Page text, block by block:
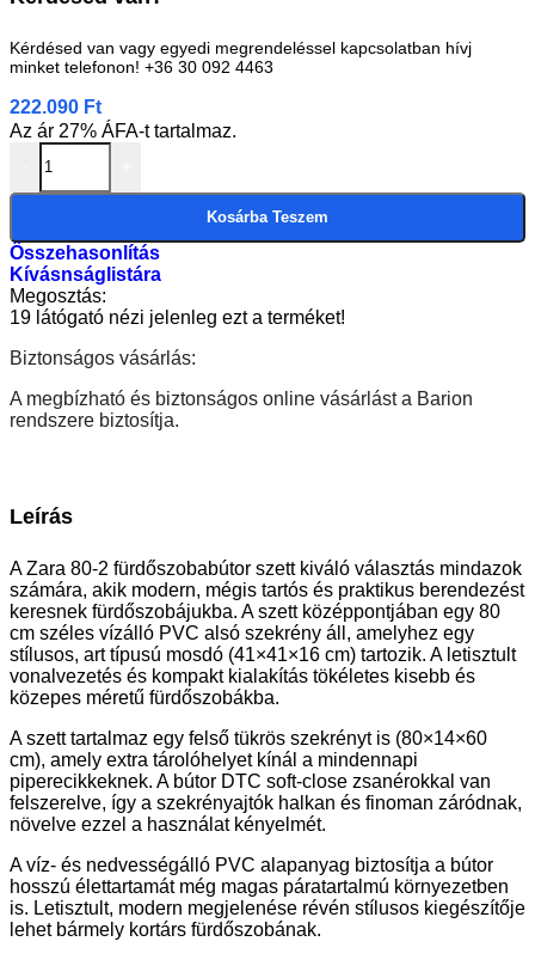
Kérdésed van vagy egyedi megrendeléssel kapcsolatban hívj
minket telefonon! +36 30 092 4463
222.090 Ft
Az ár 27% ÁFA-t tartalmaz.
Kosárba Teszem
Összehasonlítás
Kívásnságlistára
Megosztás:
19 látógató nézi jelenleg ezt a terméket!
Biztonságos vásárlás:
A megbízható és biztonságos online vásárlást a Barion
rendszere biztosítja.
Leírás
A Zara 80-2 fürdőszobabútor szett kiváló választás mindazok
számára, akik modern, mégis tartós és praktikus berendezést
keresnek fürdőszobájukba. A szett középpontjában egy 80
cm széles vízálló PVC alsó szekrény áll, amelyhez egy
stílusos, art típusú mosdó (41×41×16 cm) tartozik. A letisztult
vonalvezetés és kompakt kialakítás tökéletes kisebb és
közepes méretű fürdőszobákba.
A szett tartalmaz egy felső tükrös szekrényt is (80×14×60
cm), amely extra tárolóhelyet kínál a mindennapi
piperecikkeknek. A bútor DTC soft-close zsanérokkal van
felszerelve, így a szekrényajtók halkan és finoman záródnak,
növelve ezzel a használat kényelmét.
A víz- és nedvességálló PVC alapanyag biztosítja a bútor
hosszú élettartamát még magas páratartalmú környezetben
is. Letisztult, modern megjelenése révén stílusos kiegészítője
lehet bármely kortárs fürdőszobának.